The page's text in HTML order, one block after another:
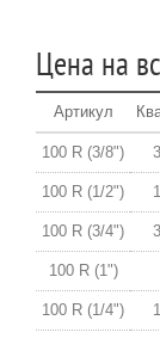
Цена на
Артикул
100 R (3/8")
100 R (1/2")
100 R (3/4")
100 R (1")
100 R (1/4")